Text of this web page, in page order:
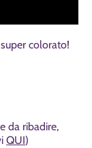
colorato!
da ribadire,
QUI)